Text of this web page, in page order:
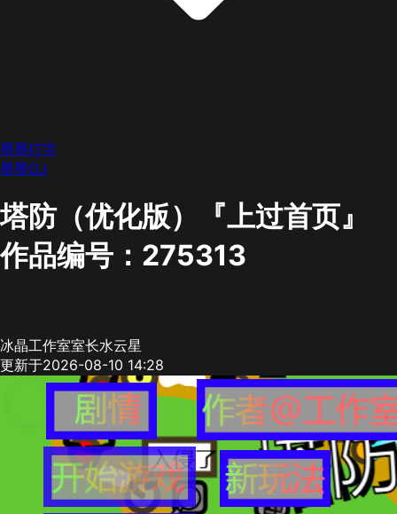
墨墨打字
墨墨OJ
塔防（优化版）『上过首页』
作品编号：275313
冰晶工作室室长水云星
更新于2026-08-10 14:28